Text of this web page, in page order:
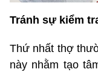
Tránh sự kiểm
Thứ nhất thợ
này nhằm tạo